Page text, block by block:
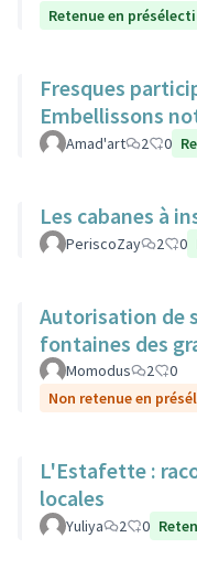
Retenue en
Fresques
Embellissons
Amad'art 2 0
Les cabanes à
PeriscoZay 2 0
Autorisation de
fontaines des
Momodus 2
0
Non retenue en
L'Estafette :
locales
Yuliya 2 0